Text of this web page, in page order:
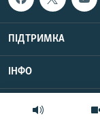
ПІДТРИМКА
ІНФО